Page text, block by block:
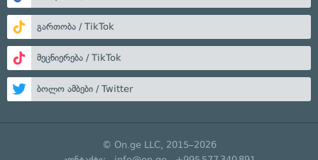
გართობა / TikTok
მეცნიერება / TikTok
ბოლო ამბები / Twitter
© On.ge LLC, 2015–2026